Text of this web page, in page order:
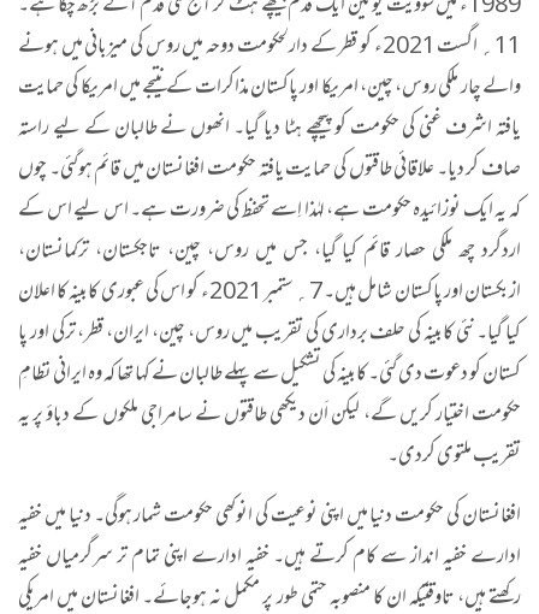
11؍ اگست 2021ء کو قطر کے دارلحکومت دوحہ میں روس کی میزبانی میں ہونے
والے چار ملکی روس، چین، امریکا اور پاکستان مذاکرات کے نتیجے میں امریکا کی حمایت
یافتہ اشرف غنی کی حکومت کو پیچھے ہٹا دیا گیا۔ انھوں نے طالبان کے لیے راستہ
صاف کر دیا۔ علاقائی طاقتوں کی حمایت یافتہ حکومت افغانستان میں قائم ہوگئی۔ چوں
کہ یہ ایک نوزائیدہ حکومت ہے، لہٰذا اِسے تحفظ کی ضرورت ہے۔ اس لیے اس کے
اردگرد چھ ملکی حصار قائم کیا گیا، جس میں روس، چین، تاجکستان، ترکمانستان،
ازبکستان اور پاکستان شامل ہیں۔ 7؍ ستمبر 2021ء کو اس کی عبوری کابینہ کا اعلان
کیا گیا۔ نئی کابینہ کی حلف برداری کی تقریب میں روس، چین، ایران، قطر، ترکی اور پا
کستان کو دعوت دی گئی۔ کابینہ کی تشکیل سے پہلے طالبان نے کہا تھا کہ وہ ایرانی نظامِ
حکومت اختیار کریں گے، لیکن اَن دیکھی طاقتوں نے سامراجی ملکوں کے دباؤ پر یہ
تقریب ملتوی کردی۔
افغانستان کی حکومت دنیا میں اپنی نوعیت کی انوکھی حکومت شمار ہوگی۔ دنیا میں خفیہ
ادارے خفیہ انداز سے کام کرتے ہیں۔ خفیہ ادارے اپنی تمام تر سرگرمیاں خفیہ
رکھتے ہیں، تاوقتیکہ ان کا منصوبہ حتمی طور پر مکمل نہ ہوجائے۔ افغانستان میں امریکی